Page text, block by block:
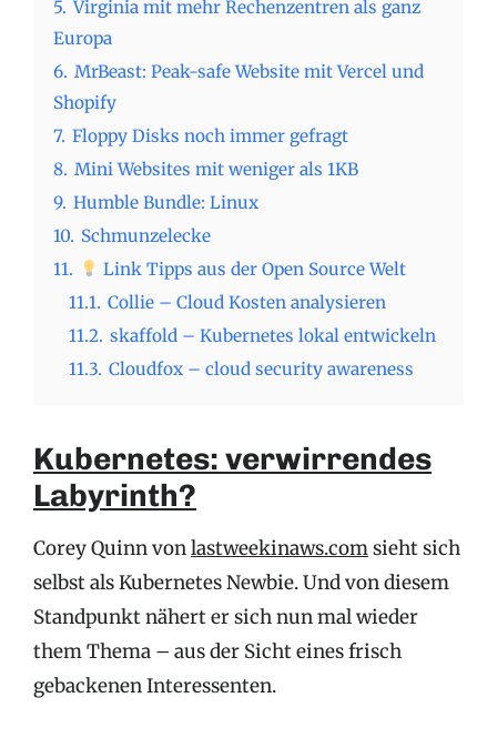
5. Virginia mit mehr Rechenzentren als ganz
Europa
6. MrBeast: Peak-safe Website mit Vercel und
Shopify
7. Floppy Disks noch immer gefragt
8. Mini Websites mit weniger als 1KB
9. Humble Bundle: Linux
10. Schmunzelecke
11.
Link Tipps aus der Open Source Welt
11.1. Collie – Cloud Kosten analysieren
11.2. skaffold – Kubernetes lokal entwickeln
11.3. Cloudfox – cloud security awareness
Kubernetes: verwirrendes
Labyrinth?
Corey Quinn vonlastweekinaws.comsieht sich
selbst als Kubernetes Newbie. Und von diesem
Standpunkt nähert er sich nun mal wieder
them Thema – aus der Sicht eines frisch
gebackenen Interessenten.